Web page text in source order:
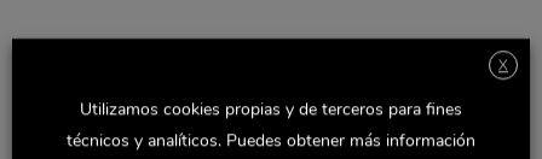
X
Utilizamos cookies propias y de terceros para fines
técnicos y analíticos. Puedes obtener más información